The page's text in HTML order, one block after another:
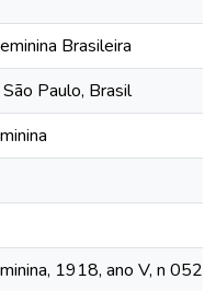
Brasileira
Paulo, Brasil
1918, ano V, n 052